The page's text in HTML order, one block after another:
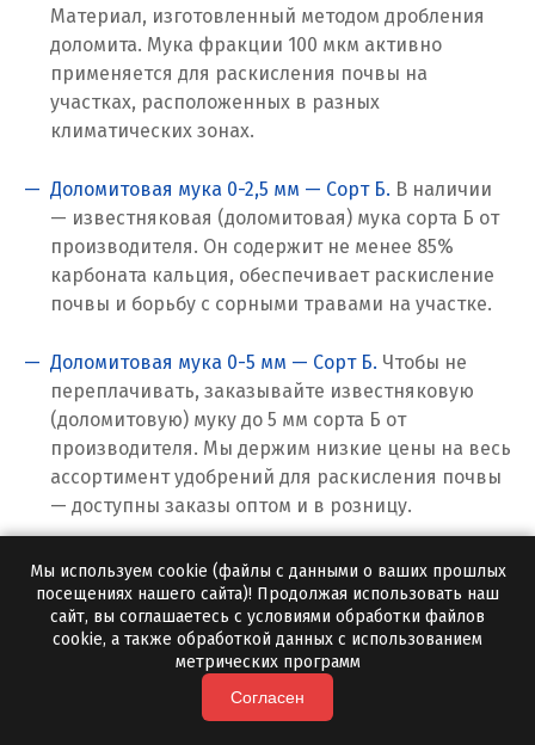
Реутов
Ростов на Дону
Рязань
С
Салехард
Самара
Санкт-Петербург
Саратов
Сатка
Севастополь
Североуральск
Сергиев Посад
Материал, изготовленный методом дробления
доломита. Мука фракции 100 мкм активно
применяется для раскисления почвы на
участках, расположенных в разных
климатических зонах.
Доломитовая мука 0-2,5 мм — Сорт Б. В наличии
— известняковая (доломитовая) мука сорта Б от
производителя. Он содержит не менее 85%
карбоната кальция, обеспечивает раскисление
почвы и борьбу с сорными травами на участке.
Доломитовая мука 0-5 мм — Сорт Б. Чтобы не
переплачивать, заказывайте известняковую
(доломитовую) муку до 5 мм сорта Б от
производителя. Мы держим низкие цены на весь
ассортимент удобрений для раскисления почвы
— доступны заказы оптом и в розницу.
Доломитовая мука 0-0,1 мм в мешках.Высоким
спросом в сельскохозяйственной сфере
пользуется известняковая (доломитовая) мука,
которая поставляется в мешках ж/д и
автотранспортом. Продукция соответствует
Мы используем cookie (файлы с данными о ваших прошлых
посещениях нашего сайта)! Продолжая использовать наш
сайт, вы соглашаетесь с условиями обработки файлов
cookie, а также обработкой данных с использованием
метрических программ
Согласен